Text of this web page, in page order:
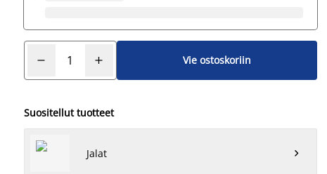
Vie ostoskoriin
Suositellut tuotteet
Jalat 